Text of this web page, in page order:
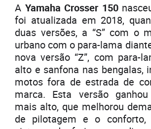
A Yamaha Crosser 150
foi atualizada em 2018,
duas versões, a “S” com o
urbano com o para-lama
nova versão “Z”, com para-
alto e sanfona nas bengalas,
motos fora de estrada de
marca. Esta versão
mais alto, que melhorou
de pilotagem e o